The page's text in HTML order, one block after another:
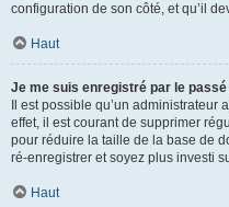
configuration de son côté, et qu’il
Haut
Je me suis enregistré par le
Il est possible qu’un
effet, il est courant de supprimer
pour réduire la taille de la base de
ré-enregistrer et soyez plus investi
Haut